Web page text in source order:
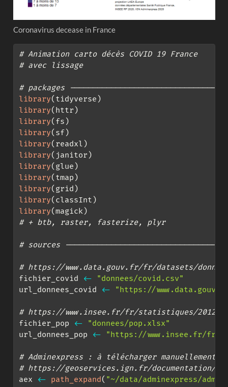
Coronavirus decease in France
# Animation carto décès COVID 19 France
# avec lissage
# packages
library(tidyverse)
library(httr)
library(fs)
library(sf)
library(readxl)
library(janitor)
library(glue)
library(tmap)
library(grid)
library(classInt)
library(magick)
# + btb, raster, fasterize, plyr
# sources
# https://www.data.gouv.fr/fr/datasets/
fichier_covid
<-
"donnees/covid.csv"
url_donnees_covid
<- "https://
# https://www.insee.fr/fr/statistiques/
fichier_pop
<-
"donnees/pop.xlsx"
url_donnees_pop
<- "https://www.insee.fr/fr/
# Adminexpress : à télécharger manuellement
# https://geoservices.ign.fr/documentation/
aex
<- path_expand( "~/data/adminexpress/